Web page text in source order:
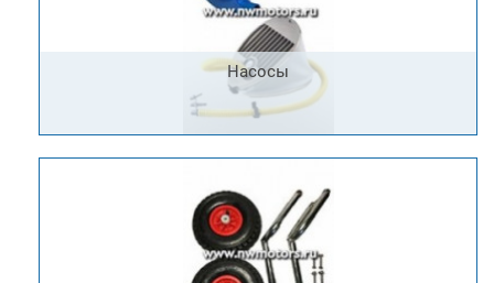
Насосы